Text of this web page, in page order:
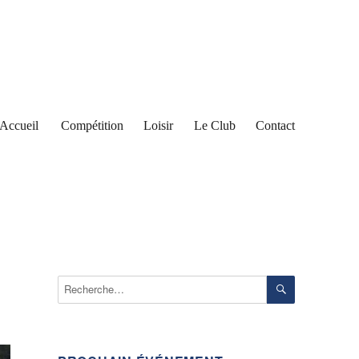
Accueil Compétition Loisir Le Club Contact
Recherche
pour :